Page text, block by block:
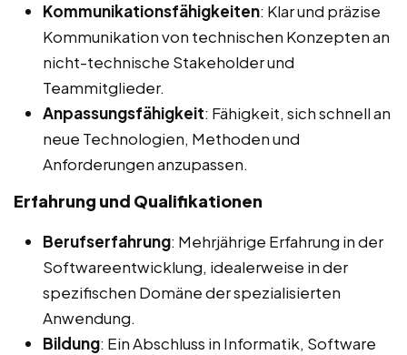
Kommunikationsfähigkeiten: Klar und präzise
Kommunikation von technischen Konzepten an
nicht-technische Stakeholder und
Teammitglieder.
Anpassungsfähigkeit: Fähigkeit, sich schnell an
neue Technologien, Methoden und
Anforderungen anzupassen.
Erfahrung und Qualifikationen
Berufserfahrung: Mehrjährige Erfahrung in der
Softwareentwicklung, idealerweise in der
spezifischen Domäne der spezialisierten
Anwendung.
Bildung: Ein Abschluss in Informatik, Software